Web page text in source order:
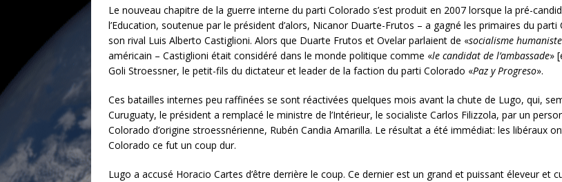
Le nouveau chapitre de la guerre interne du parti Colorado s’est produit en 2007 lorsque la pré-
l’Education, soutenue par le président d’alors, Nicanor Duarte-Frutos – a gagné les primaires du
son rival Luis Alberto Castiglioni. Alors que Duarte Frutos et Ovelar parlaient de «socialisme humaniste
américain – Castiglioni était considéré dans le monde politique comme «le candidat de l’ambassade»
Goli Stroessner, le petit-fils du dictateur et leader de la faction du parti Colorado «Paz y Progreso».
Ces batailles internes peu raffinées se sont réactivées quelques mois avant la chute de Lugo, qui,
Curuguaty, le président a remplacé le ministre de l’Intérieur, le socialiste Carlos Filizzola, par un
Colorado d’origine stroessnérienne, Rubén Candia Amarilla. Le résultat a été immédiat: les libéraux
Colorado ce fut un coup dur.
Lugo a accusé Horacio Cartes d’être derrière le coup. Ce dernier est un grand et puissant éleveur et